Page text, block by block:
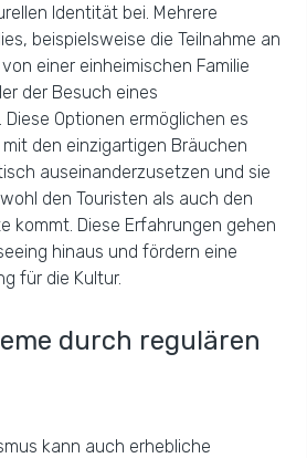
Identität bei. Mehrere
beispielsweise die Teilnahme an
einer einheimischen Familie
der Besuch eines
Optionen ermöglichen es
den einzigartigen Bräuchen
auseinanderzusetzen und sie
den Touristen als auch den
kommt. Diese Erfahrungen gehen
hinaus und fördern eine
für die Kultur.
durch regulären
kann auch erhebliche